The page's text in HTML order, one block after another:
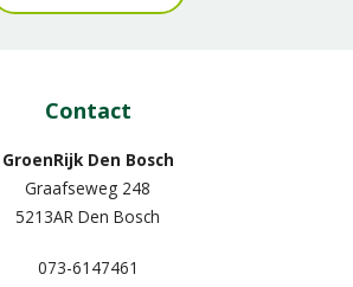
Contact
GroenRijk Den Bosch
Graafseweg 248
5213AR Den Bosch
073-6147461